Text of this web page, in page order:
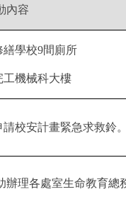
內容
繕學校9間廁所
工機械科大樓
請校安計畫緊急求救鈴。
辦理各處室生命教育總